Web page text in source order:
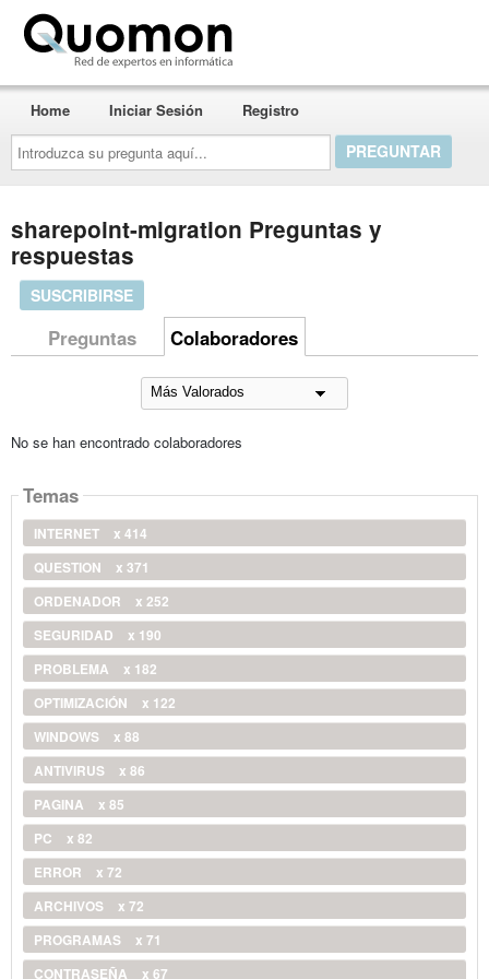
Introduzca
su
pregunta
aquí...
Home Iniciar Sesión Registro
sharepoint-migration Preguntas y
respuestas
SUSCRIBIRSE
Preguntas Colaboradores
No se han encontrado colaboradores
Temas
INTERNET
x 414
QUESTION
x 371
ORDENADOR
x 252
SEGURIDAD
x 190
PROBLEMA
x 182
OPTIMIZACIÓN
x 122
WINDOWS
x 88
ANTIVIRUS
x 86
PAGINA
x 85
PC
x 82
ERROR
x 72
ARCHIVOS
x 72
PROGRAMAS
x 71
CONTRASEÑA
x 67